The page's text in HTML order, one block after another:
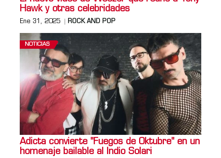
Hawk y otras celebridades
Ene 31, 2025 ROCK AND POP
NOTICIAS
Adicta convierte "Fuegos de Oktubre" en un
homenaje bailable al Indio Solari